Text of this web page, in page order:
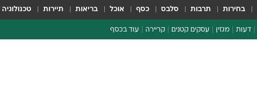
בחירות תרבות סלבס כסף אוכל בריאות תיירות טכנולוגיה
דעות מגזין עסקים קטנים קריירה עוד בכסף